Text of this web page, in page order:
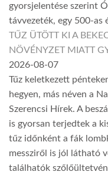
gyorsjelentése szerint
távvezeték, egy 500-as
TŰZ ÜTÖTT KI A
NÖVÉNYZET MIATT
2026-08-07
Tűz keletkezett
hegyen, más néven a
Szerencsi Hírek. A
is gyorsan terjedtek a
tűz időnként a fák
messziről is jól látható
találhatók